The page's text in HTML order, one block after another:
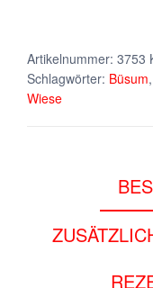
(Büsum)
Menge
Artikelnummer: 3753
Schlagwörter: Büsum,
Wiese